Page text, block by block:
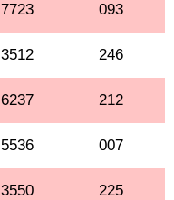
7723 093
3512 246
6237 212
5536 007
3550 225